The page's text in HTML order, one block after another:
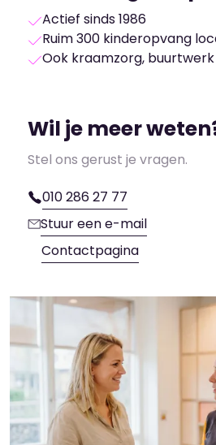
Actief sinds 1986
Ruim 300 kinderopvang
Ook kraamzorg,
Wil je meer
Stel ons gerust je vragen.
010 286 27 77
Stuur een e-mail
Contactpagina